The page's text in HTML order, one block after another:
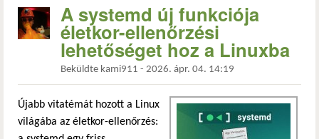
A systemd új funkciója
életkor-ellenőrzési
lehetőséget hoz a Linuxba
Beküldte kami911 - 2026. ápr. 04. 14:19
Újabb vitatémát hozott a Linux
világába az életkor-ellenőrzés: